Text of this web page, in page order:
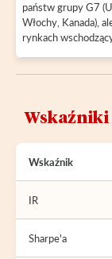
państw grupy G7
Włochy, Kanada),
rynkach
Wskaźnik
IR
Sharpe'a